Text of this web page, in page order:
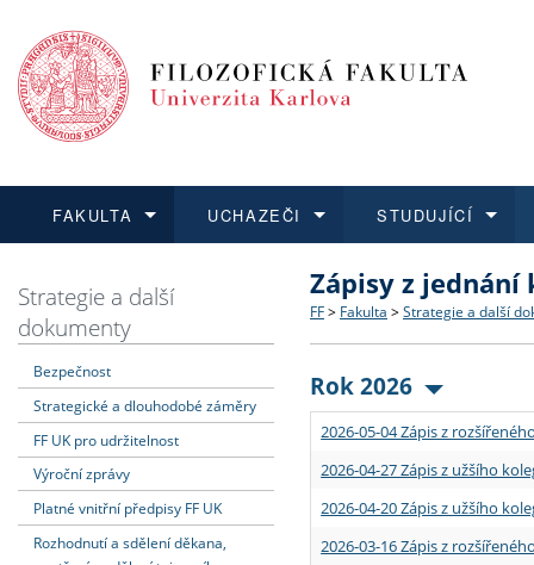
FAKULTA
Dozvědět se více
Struktura a historie
Strategie a další
Podpora a benefity pro
Absolventi fakulty
UCHAZEČI
Podat přihlášku
Co studovat a jak se
Učitelské studijní
Informace k průběhu
STUDUJÍCÍ
Dozvědět se více
Bakalářské a magisterské
Doktorské studium
Rigorózní řízení
Dozvědět se více
O vědě a výzkumu na FF
Akademické kvalifikace
Granty a projekty
Dozvědět se více
Aktuální nabídky a
Vyjíždějící studenti
Přijíždějící studenti
Vyjíždějící zaměstnanci
Strategie a další
dokumenty
Bezpečnost
Strategické a dlouhodobé záměry
FF UK pro udržitelnost
Výroční zprávy
Platné vnitřní předpisy FF UK
Rozhodnutí a sdělení děkana,
Zápisy z jednání
FF > Fakulta > Strategie a další
Rok 2026
2026-05-04 Zápis z
2026-04-27 Zápis z užšího
2026-04-20 Zápis z užšího
2026-03-16 Zápis z